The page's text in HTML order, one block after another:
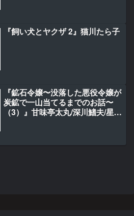
『飼い犬とヤクザ 2』猫川たら子
『鉱石令嬢〜没落した悪役令嬢が
炭鉱で一山当てるまでのお話〜
（3）』甘味亭太丸/深川鰭夫/星野